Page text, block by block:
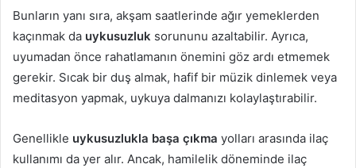
Bunların yanı sıra, akşam saatlerinde ağır yemeklerden
kaçınmak da uykusuzluk sorununu azaltabilir. Ayrıca,
uyumadan önce rahatlamanın önemini göz ardı etmemek
gerekir. Sıcak bir duş almak, hafif bir müzik dinlemek veya
meditasyon yapmak, uykuya dalmanızı kolaylaştırabilir.
Genellikle uykusuzlukla başa çıkma yolları arasında ilaç
kullanımı da yer alır. Ancak, hamilelik döneminde ilaç